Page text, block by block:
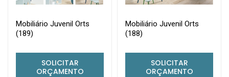
Mobiliário Juvenil Orts
(189)
SOLICITAR
ORÇAMENTO
Mobiliário Juvenil Orts
(188)
SOLICITAR
ORÇAMENTO